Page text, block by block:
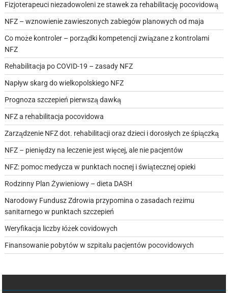
Fizjoterapeuci niezadowoleni ze stawek za rehabilitację pocovidową
NFZ – wznowienie zawieszonych zabiegów planowych od maja
Co może kontroler – porządki kompetencji związane z kontrolami
NFZ
Rehabilitacja po COVID-19 – zasady NFZ
Napływ skarg do wielkopolskiego NFZ
Prognoza szczepień pierwszą dawką
NFZ a rehabilitacja pocovidowa
Zarządzenie NFZ dot. rehabilitacji oraz dzieci i dorosłych ze śpiączką
NFZ – pieniędzy na leczenie jest więcej, ale nie pacjentów
NFZ: pomoc medycza w punktach nocnej i świątecznej opieki
Rodzinny Plan Żywieniowy – dieta DASH
Narodowy Fundusz Zdrowia przypomina o zasadach reżimu
sanitarnego w punktach szczepień
Weryfikacja liczby łóżek covidowych
Finansowanie pobytów w szpitalu pacjentów pocovidowych